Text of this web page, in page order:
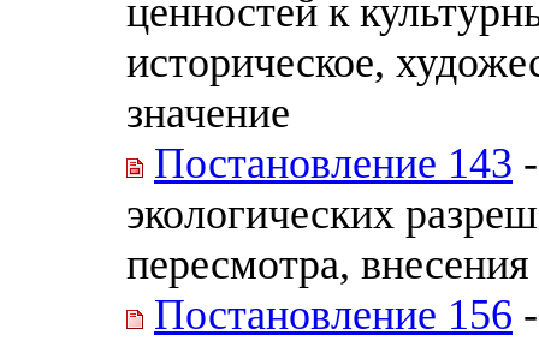
ценностей к
историческое,
значение
Постановление 143
экологических
пересмотра,
Постановление 156